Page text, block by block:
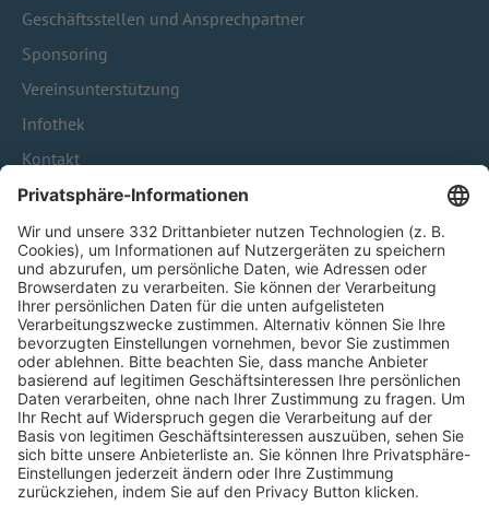
Geschäftsstellen und Ansprechpartner
Sponsoring
Vereinsunterstützung
Infothek
Kontakt
HÄUFIG BESUCHTE SEITEN
Pässe und Vereinswechsel
Trainerausbildung
Schulungsangebot Vereinsmitarbeiter
BFV-Geschäftsstellen
Trainerbörse
Login SpielPlus